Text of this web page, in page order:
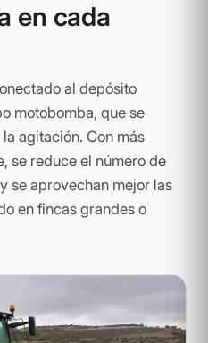
en cada
al depósito
motobomba, que se
agitación. Con más
se reduce el número de
se aprovechan mejor las
en fincas grandes o